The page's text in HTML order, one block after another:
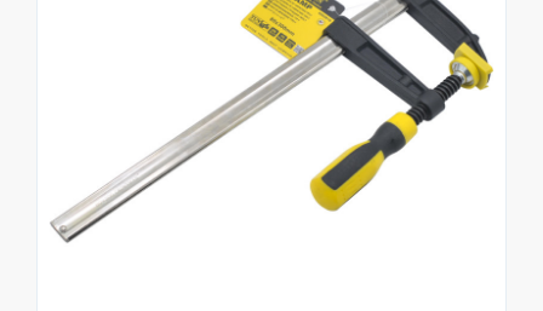
Markolat: TPR (ergonomikus, csúszásmentes)
Méret: 50x250mm
Tanúsítvány: TÜV/GS
Csomagolás: Akasztókártya (Hangtag)